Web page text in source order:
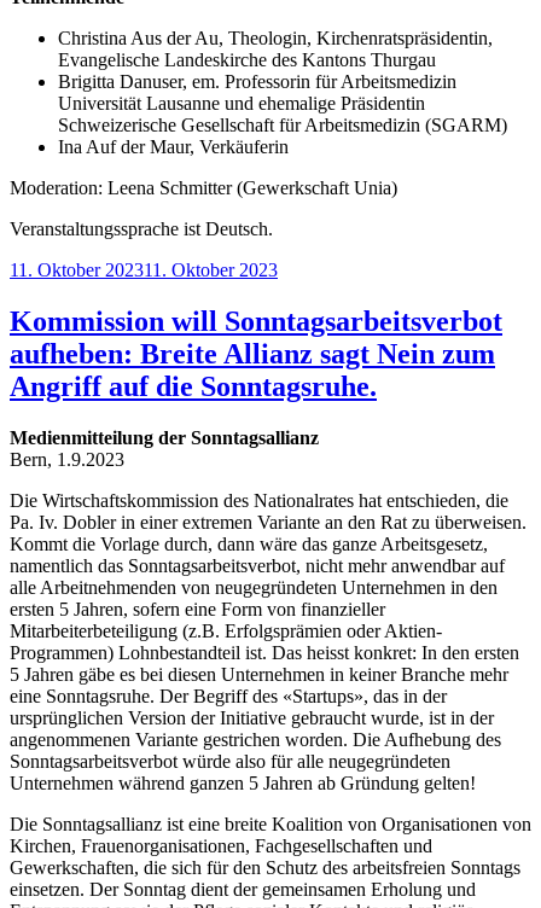
Christina Aus der Au, Theologin, Kirchenratspräsidentin,
Evangelische Landeskirche des Kantons Thurgau
Brigitta Danuser, em. Professorin für Arbeitsmedizin
Universität Lausanne und ehemalige Präsidentin
Schweizerische Gesellschaft für Arbeitsmedizin (SGARM)
Ina Auf der Maur, Verkäuferin
Moderation: Leena Schmitter (Gewerkschaft Unia)
Veranstaltungssprache ist Deutsch.
Veröffentlicht
11. Oktober 202311. Oktober 2023
Kommission will Sonntagsarbeitsverbot
aufheben: Breite Allianz sagt Nein zum
Angriff auf die Sonntagsruhe.
Medienmitteilung der Sonntagsallianz
Bern, 1.9.2023
Die Wirtschaftskommission des Nationalrates hat entschieden, die
Pa. Iv. Dobler in einer extremen Variante an den Rat zu überweisen.
Kommt die Vorlage durch, dann wäre das ganze Arbeitsgesetz,
namentlich das Sonntagsarbeitsverbot, nicht mehr anwendbar auf
alle Arbeitnehmenden von neugegründeten Unternehmen in den
ersten 5 Jahren, sofern eine Form von finanzieller
Mitarbeiterbeteiligung (z.B. Erfolgsprämien oder Aktien-
Programmen) Lohnbestandteil ist. Das heisst konkret: In den ersten
5 Jahren gäbe es bei diesen Unternehmen in keiner Branche mehr
eine Sonntagsruhe. Der Begriff des «Startups», das in der
ursprünglichen Version der Initiative gebraucht wurde, ist in der
angenommenen Variante gestrichen worden. Die Aufhebung des
Sonntagsarbeitsverbot würde also für alle neugegründeten
Unternehmen während ganzen 5 Jahren ab Gründung gelten!
Die Sonntagsallianz ist eine breite Koalition von Organisationen von
Kirchen, Frauenorganisationen, Fachgesellschaften und
Gewerkschaften, die sich für den Schutz des arbeitsfreien Sonntags
einsetzen. Der Sonntag dient der gemeinsamen Erholung und